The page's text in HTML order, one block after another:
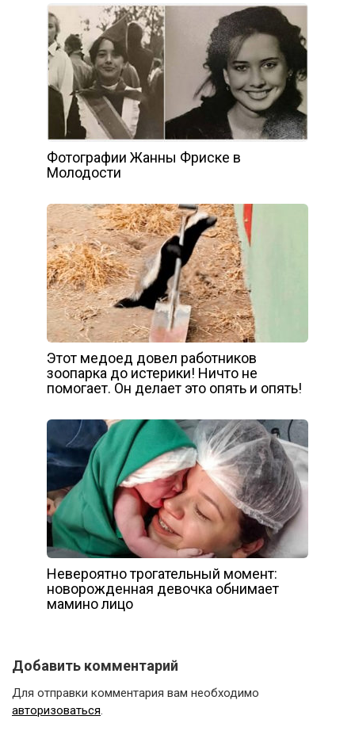
Фотографии Жанны Фриске в
Молодости
Этот медоед довел работников
зоопарка до истерики! Ничто не
помогает. Он делает это опять и опять!
Невероятно трогательный момент:
новорожденная девочка обнимает
мамино лицо
Добавить комментарий
Для отправки комментария вам необходимо
авторизоваться.